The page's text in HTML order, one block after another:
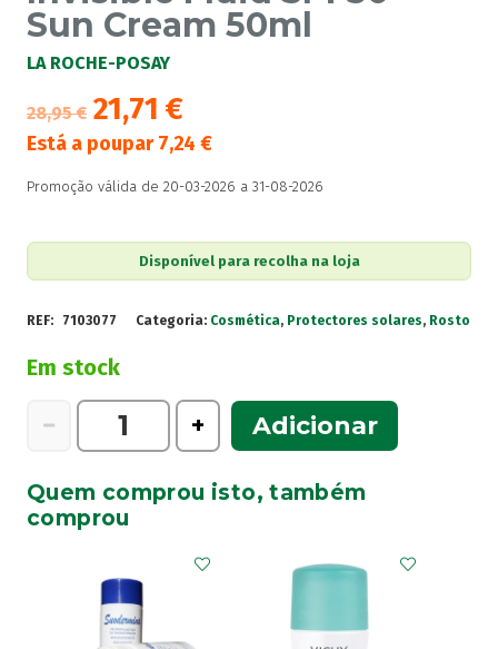
Sun Cream 50ml
LA ROCHE-POSAY
28,95€ 21,71 €
Está a poupar7,24 €
Promoção válida de 20-03-2026 a 31-08-2026
Disponível para recolha na loja
REF: 7103077 Categoria: Cosmética, Protectores solares, Rosto
Em stock
−
Quantidade
UVMune
400
+ Adicionar
Quem comprou isto, também
comprou